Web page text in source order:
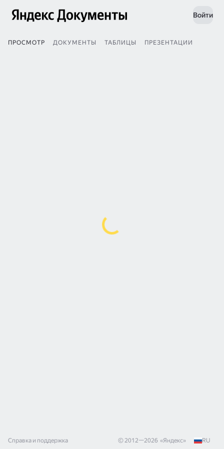
Войти
ПРОСМОТР ДОКУМЕНТЫ ТАБЛИЦЫ ПРЕЗЕНТАЦИИ
Справка и поддержка © 2012—2026 «Яндекс» RU